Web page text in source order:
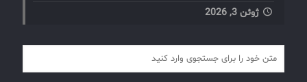
ژوئن 3, 2026